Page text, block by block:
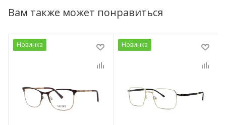
Вам также может понравиться
Новинка Новинка